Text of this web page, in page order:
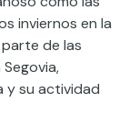
inviernos en la
parte de las
y su actividad